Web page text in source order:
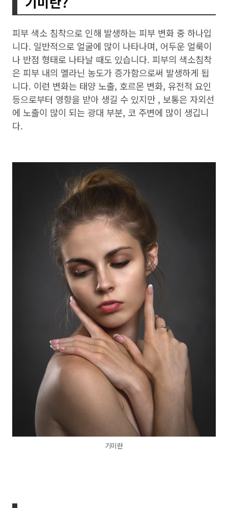
피부 색소 침착으로 인해 발생하는 피부 변화 중 하나입
니다. 일반적으로 얼굴에 많이 나타나며, 어두운 얼룩이
나 반점 형태로 나타날 때도 있습니다. 피부의 색소침착
은 피부 내의 멜라닌 농도가 증가함으로써 발생하게 됩
니다. 이런 변화는 태양 노출, 호르몬 변화, 유전적 요인
등으로부터 영향을 받아 생길 수 있지만 , 보통은 자외선
에 노출이 많이 되는 광대 부분, 코 주변에 많이 생깁니
다.
기미란